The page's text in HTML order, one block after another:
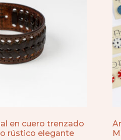
en cuero trenzado
rústico elegante